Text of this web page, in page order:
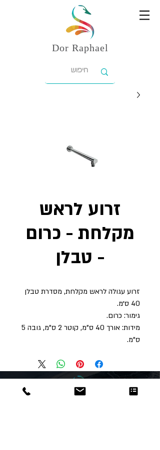
Dor Raphael
זרוע לראש
מקלחת - כרום
- טבלן
זרוע עגולה לראש מקלחת, מסדרת טבלן
40 ס״מ.
גימור: כרום.
מידות: אורך 40 ס"מ, קוטר 2 ס"מ, גובה 5
ס"מ.